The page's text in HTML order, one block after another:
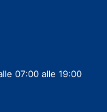
07:00 alle 19:00